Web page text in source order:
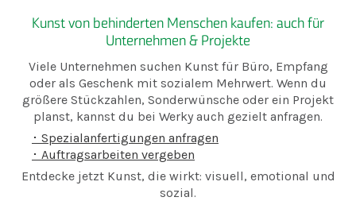
Kunst von behinderten Menschen kaufen: auch für
Unternehmen & Projekte
Viele Unternehmen suchen Kunst für Büro, Empfang
oder als Geschenk mit sozialem Mehrwert. Wenn du
größere Stückzahlen, Sonderwünsche oder ein Projekt
planst, kannst du bei Werky auch gezielt anfragen.
･ Spezialanfertigungen anfragen
･ Auftragsarbeiten vergeben
Entdecke jetzt Kunst, die wirkt: visuell, emotional und
sozial.